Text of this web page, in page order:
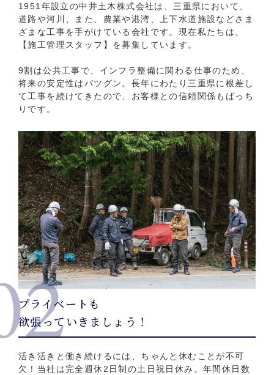
1951年設立の中井土木株式会社は、三重県において、
道路や河川、また、農業や港湾、上下水道施設などさま
ざまな工事を手がけている会社です。現在私たちは、
【施工管理スタッフ】を募集しています。
9割は公共工事で、インフラ整備に関わる仕事のため、
将来の安定性はバツグン。長年にわたり三重県に根差し
て工事を続けてきたので、お客様との信頼関係もばっち
りです。
プライベートも
欲張っていきましょう！
活き活きと働き続けるには、ちゃんと休むことが不可
欠！当社は完全週休2日制の土日祝日休み。年間休日数